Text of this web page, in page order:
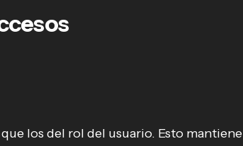
los del rol del usuario. Esto mantiene